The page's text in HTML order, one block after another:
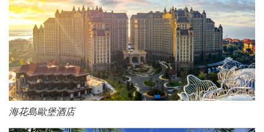
海花島歐堡酒店